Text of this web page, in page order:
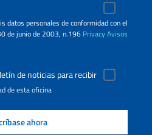
datos personales de conformidad con el
de junio de 2003, n.196 PrivacyAvisos
de noticias para recibir
de esta oficina